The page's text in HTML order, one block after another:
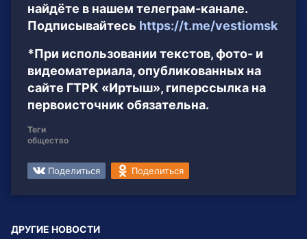
найдёте в нашем телеграм-канале.
Подписывайтесь https://t.me/vestiomsk
*При использовании текстов, фото- и
видеоматериала, опубликованных на
сайте ГТРК «Иртыш», гиперссылка на
первоисточник обязательна.
Теги
общество
Поделиться Поделиться
ДРУГИЕ НОВОСТИ